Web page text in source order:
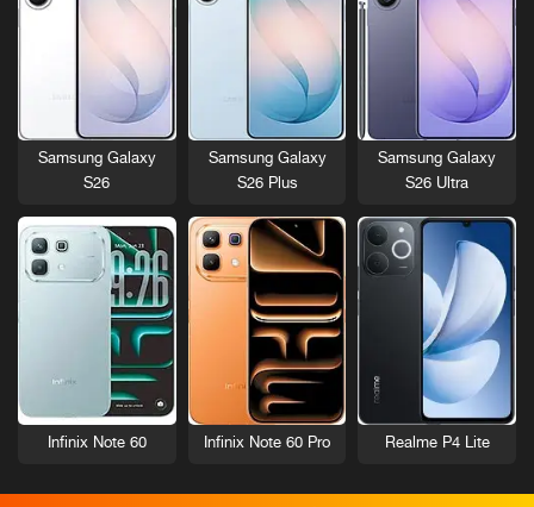
Samsung Galaxy
S26 Ultra
Samsung Galaxy
S26 Plus
Samsung Galaxy
S26
Realme P4 Lite
Infinix Note 60 Pro
Infinix Note 60